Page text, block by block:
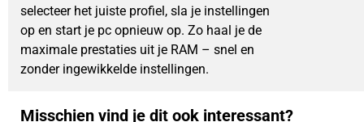
selecteer het juiste profiel, sla je instellingen
op en start je pc opnieuw op. Zo haal je de
maximale prestaties uit je RAM – snel en
zonder ingewikkelde instellingen.
Misschien vind je dit ook interessant?